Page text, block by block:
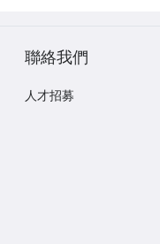
聯絡我們
人才招募